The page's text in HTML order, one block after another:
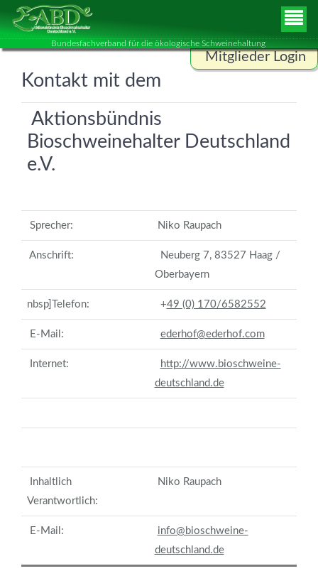
Bundesfachverband für die ökologische Schweinehaltung
Mitglieder Login
Passwort
Kontakt mit dem
Aktionsbündnis
Bioschweinehalter Deutschland
e.V.
Sprecher: Niko Raupach
Anschrift:
Neuberg 7, 83527 Haag /
Oberbayern
nbsp]Telefon: +49 (0) 170/6582552
E-Mail: ederhof@ederhof.com
Internet:
http://www.bioschweine-
deutschland.de
Inhaltlich
Verantwortlich:
Niko Raupach
E-Mail:
info@bioschweine-
deutschland.de